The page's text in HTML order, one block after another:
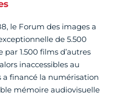
le Forum des images a
de 5.500
1.500 films d’autres
inaccessibles au
a financé la numérisation
mémoire audiovisuelle